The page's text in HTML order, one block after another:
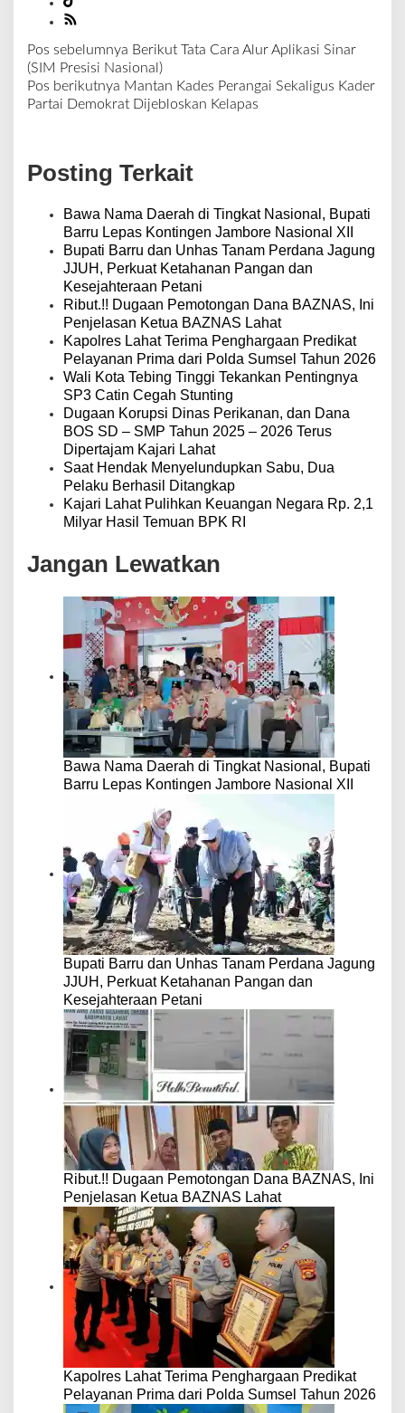
N
a
v
a
s
Pos sebelumnya Berikut Tata Cara Alur Aplikasi Sinar
(SIM Presisi Nasional)
Pos berikutnya Mantan Kades Perangai Sekaligus Kader
Partai Demokrat Dijebloskan Kelapas
Posting Terkait
Bawa Nama Daerah di Tingkat Nasional, Bupati
Barru Lepas Kontingen Jambore Nasional XII
Bupati Barru dan Unhas Tanam Perdana Jagung
JJUH, Perkuat Ketahanan Pangan dan
Kesejahteraan Petani
Ribut.!! Dugaan Pemotongan Dana BAZNAS, Ini
Penjelasan Ketua BAZNAS Lahat
Kapolres Lahat Terima Penghargaan Predikat
Pelayanan Prima dari Polda Sumsel Tahun 2026
Wali Kota Tebing Tinggi Tekankan Pentingnya
SP3 Catin Cegah Stunting
Dugaan Korupsi Dinas Perikanan, dan Dana
BOS SD – SMP Tahun 2025 – 2026 Terus
Dipertajam Kajari Lahat
Saat Hendak Menyelundupkan Sabu, Dua
Pelaku Berhasil Ditangkap
Kajari Lahat Pulihkan Keuangan Negara Rp. 2,1
Milyar Hasil Temuan BPK RI
Jangan Lewatkan
Bawa Nama Daerah di Tingkat Nasional, Bupati
Barru Lepas Kontingen Jambore Nasional XII
Bupati Barru dan Unhas Tanam Perdana Jagung
JJUH, Perkuat Ketahanan Pangan dan
Kesejahteraan Petani
Ribut.!! Dugaan Pemotongan Dana BAZNAS, Ini
Penjelasan Ketua BAZNAS Lahat
Kapolres Lahat Terima Penghargaan Predikat
Pelayanan Prima dari Polda Sumsel Tahun 2026